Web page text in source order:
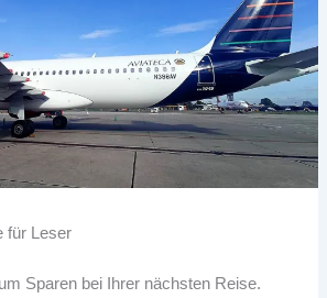
für Leser
Sparen bei Ihrer nächsten Reise.